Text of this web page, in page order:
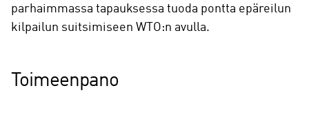
parhaimmassa tapauksessa tuoda pontta epäreilun
kilpailun suitsimiseen WTO:n avulla.
Toimeenpano